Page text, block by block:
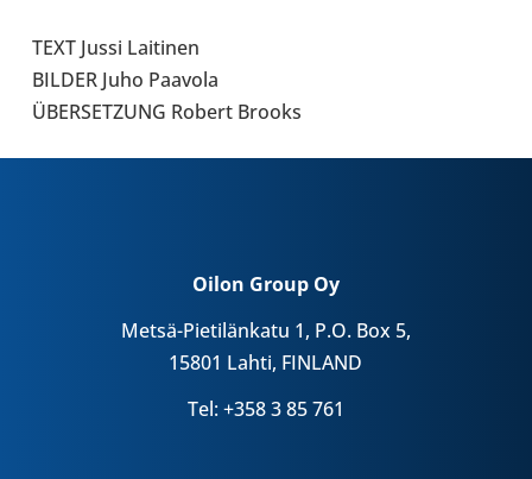
TEXT Jussi Lai­ti­nen
BILDER Juho Paavola
ÜBER­SET­ZUNG Robert Brooks
Oilon Group Oy
Metsä-Pietilänkatu 1, P.O. Box 5,
15801 Lahti, FINLAND
Tel: +358 3 85 761